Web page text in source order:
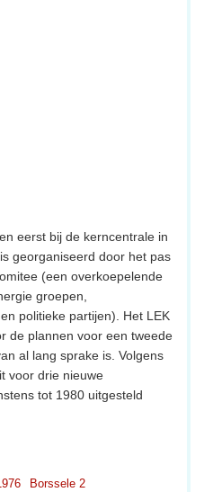
eerst bij de kerncentrale in
georganiseerd door het pas
(een overkoepelende
groepen,
politieke partijen). Het LEK
de plannen voor een tweede
al lang sprake is. Volgens
voor drie nieuwe
tot 1980 uitgesteld
Borssele 2